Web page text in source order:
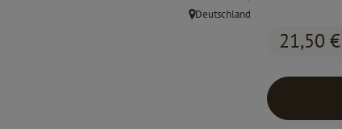
21,50 €
, Herkunft:
Deutschland